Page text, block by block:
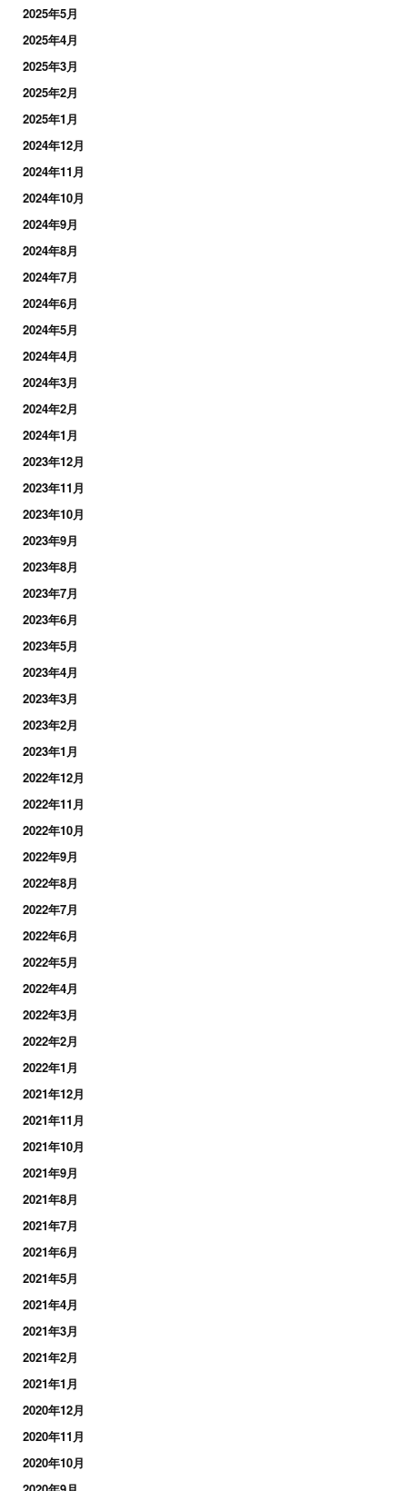
2025年5月
2025年4月
2025年3月
2025年2月
2025年1月
2024年12月
2024年11月
2024年10月
2024年9月
2024年8月
2024年7月
2024年6月
2024年5月
2024年4月
2024年3月
2024年2月
2024年1月
2023年12月
2023年11月
2023年10月
2023年9月
2023年8月
2023年7月
2023年6月
2023年5月
2023年4月
2023年3月
2023年2月
2023年1月
2022年12月
2022年11月
2022年10月
2022年9月
2022年8月
2022年7月
2022年6月
2022年5月
2022年4月
2022年3月
2022年2月
2022年1月
2021年12月
2021年11月
2021年10月
2021年9月
2021年8月
2021年7月
2021年6月
2021年5月
2021年4月
2021年3月
2021年2月
2021年1月
2020年12月
2020年11月
2020年10月